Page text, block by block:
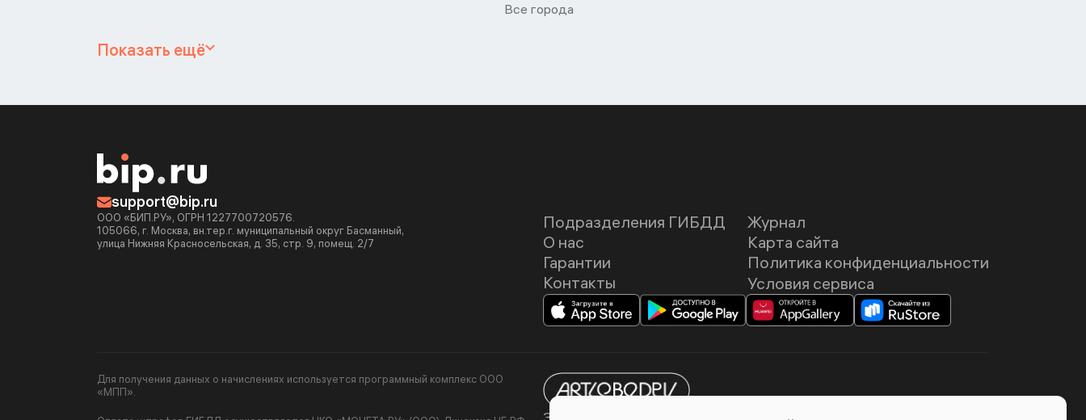
Все города
Показать ещё
support@bip.ru
ООО «БИП.РУ», ОГРН 1227700720576.
105066, г. Москва, вн.тер.г. муниципальный округ Басманный,
улица Нижняя Красносельская, д. 35, стр. 9, помещ. 2/7
Подразделения ГИБДД
О нас
Гарантии
Контакты
Журнал
Карта сайта
Политика конфиденциальности
Условия сервиса
Для получения данных о начислениях используется программный комплекс ООО
«МПП».